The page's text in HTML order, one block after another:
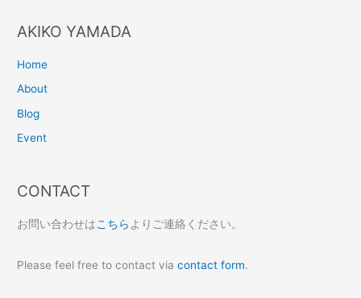
AKIKO YAMADA
Home
About
Blog
Event
CONTACT
お問い合わせはこちら よりご連絡ください。
Please feel free to contact viacontact form.